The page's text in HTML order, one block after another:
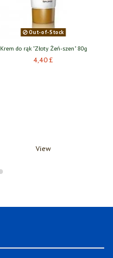
Out-of-Stock
Krem do rąk "Złoty Żeń-szen" 80g
4,40 £
View